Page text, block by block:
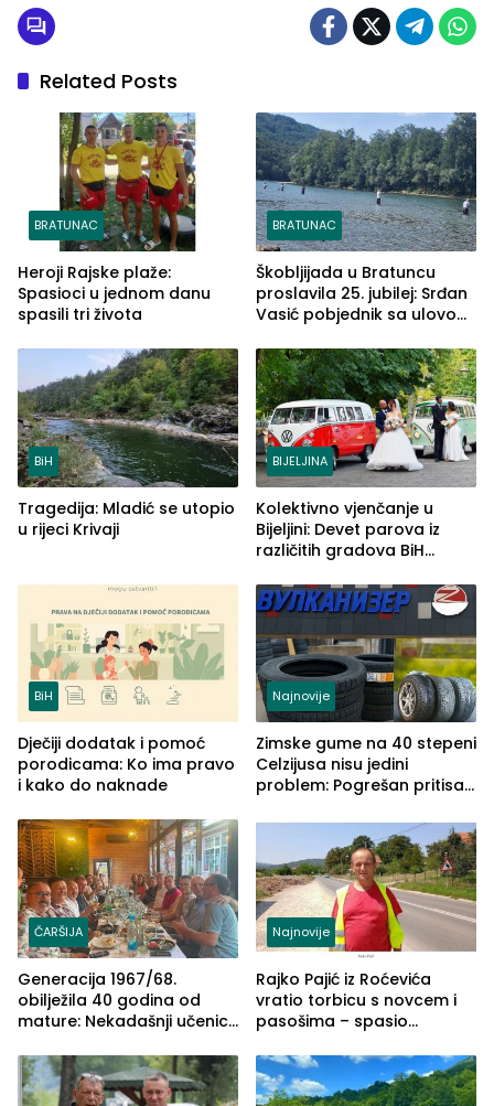
Related Posts
BRATUNAC
Heroji Rajske plaže:
Spasioci u jednom danu
spasili tri života
BRATUNAC
Škobljijada u Bratuncu
proslavila 25. jubilej: Srđan
Vasić pobjednik sa ulovom
BiH
Tragedija: Mladić se utopio
u rijeci Krivaji
BIJELJINA
Kolektivno vjenčanje u
Bijeljini: Devet parova iz
različitih gradova BiH
BiH
Dječiji dodatak i pomoć
porodicama: Ko ima pravo
i kako do naknade
Najnovije
Zimske gume na 40 stepeni
Celzijusa nisu jedini
problem: Pogrešan pritisak
ČARŠIJA
Generacija 1967/68.
obilježila 40 godina od
mature: Nekadašnji učenici
(FOTO)
Najnovije
Rajko Pajić iz Roćevića
vratio torbicu s novcem i
pasošima – spasio
Grčkoj